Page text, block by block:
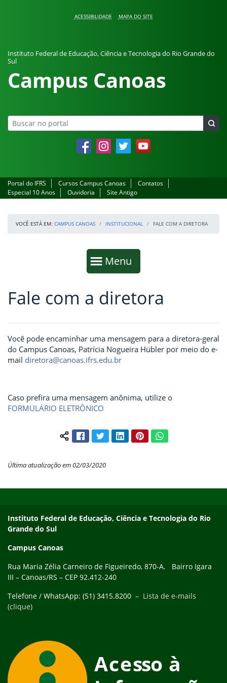
ACESSIBILIDADE MAPA DO SITE
Instituto Federal de Educação, Ciência e Tecnologia do Rio Grande do
Sul
Campus Canoas
FacebookInstagramTwitter YouTube
Portal do IFRS Cursos Campus Canoas
Contatos
Especial 10 Anos
Ouvidoria Site Antigo
VOCÊ ESTÁ EM: CAMPUS CANOAS INSTITUCIONAL FALE COM A DIRETORA
Mostrar
Menu
Fim da navegação
Início do conteúdo
Fale com a diretora
Você pode encaminhar uma mensagem para a diretora-geral
do Campus Canoas, Patrícia Nogueira Hübler por meio do e-
mail diretora@canoas.ifrs.edu.br
Caso prefira uma mensagem anônima, utilize o
FORMULÁRIO ELETRÔNICO
Compartilhar conteúdo:
FacebookTwitterLinkedInPinterestWhatsApp
Última atualização em 02/03/2020
Instituto Federal de Educação, Ciência e Tecnologia do Rio
Grande do Sul
Campus Canoas
Rua Maria Zélia Carneiro de Figueiredo, 870-A. Bairro Igara
III – Canoas/RS – CEP 92.412-240
Telefone / WhatsApp: (51) 3415.8200 – Lista de e-mails
(clique)